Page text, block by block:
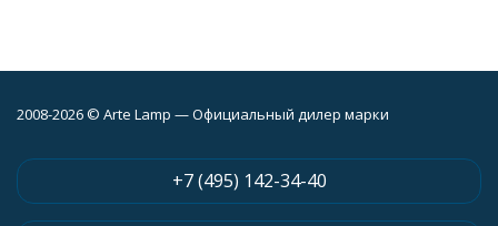
2008-2026 © Arte Lamp — Официальный дилер марки
+7 (495) 142-34-40